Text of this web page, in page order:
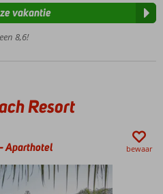
8,6!
vakantie
Resort
-Aparthotel bewaar